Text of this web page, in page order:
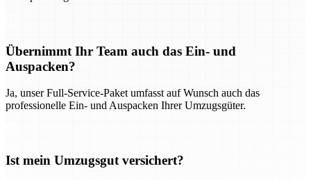
Übernimmt Ihr Team auch das Ein- und
Auspacken?
Ja, unser Full-Service-Paket umfasst auf Wunsch auch das
professionelle Ein- und Auspacken Ihrer Umzugsgüter.
Ist mein Umzugsgut versichert?